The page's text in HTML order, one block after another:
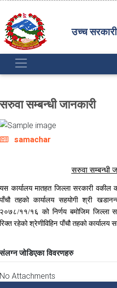
उच्च
सरुवा सम्बन्धी जानकारी
samachar
सरुवा सम्बन्धी
यस कार्यालय मातहत जिल्ला सरकारी वकील
पाँचौ तहको कार्यालय सहयोगी श्री
२०७८/११/१६ को निर्णय बमोजिम जिल्ला
रिक्त रहेको श्रेणीविहिन पाँचौ तहको कार्यालय
संलग्न जोडिएका विवरणहरु
No Attachments